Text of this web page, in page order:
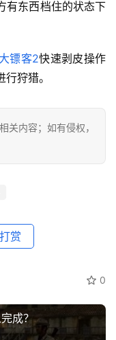
有东西档住的状态下
镖客2快速剥皮操作
狩猎。
关内容；如有侵权，
打赏
0
成？